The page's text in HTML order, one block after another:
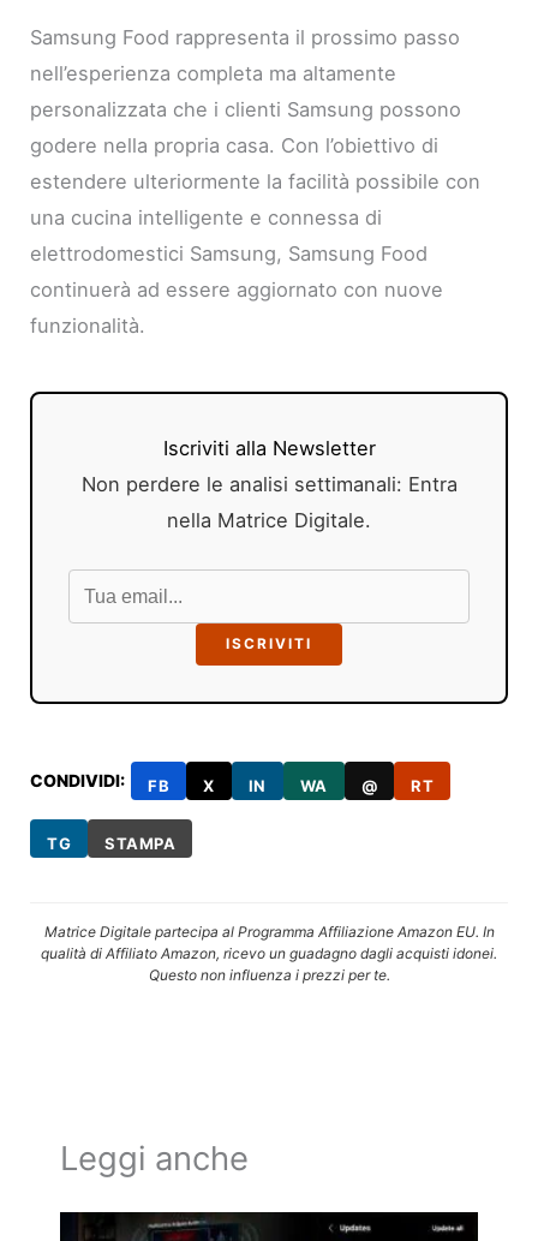
Samsung Food rappresenta il prossimo passo
nell’esperienza completa ma altamente
personalizzata che i clienti Samsung possono
godere nella propria casa. Con l’obiettivo di
estendere ulteriormente la facilità possibile con
una cucina intelligente e connessa di
elettrodomestici Samsung, Samsung Food
continuerà ad essere aggiornato con nuove
funzionalità.
Iscriviti alla Newsletter
Non perdere le analisi settimanali: Entra
nella Matrice Digitale.
ISCRIVITI
CONDIVIDI: FB X IN WA @ RT
TG STAMPA
Matrice Digitale partecipa al Programma Affiliazione Amazon EU. In
qualità di Affiliato Amazon, ricevo un guadagno dagli acquisti idonei.
Questo non influenza i prezzi per te.
Leggi anche